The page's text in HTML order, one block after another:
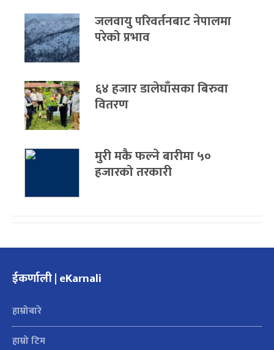
जलवायु परिवर्तनबाट नेपालमा
परेको प्रभाव
६४ हजार डालेघाँसका बिरुवा
वितरण
मुरी मकै फल्ने बारीमा ५०
हजारको तरकारी
ईकर्णाली | eKarnali
हाम्रोबारे
हाम्रो टिम